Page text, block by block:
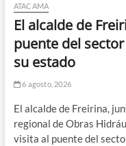
ATACAMA
El alcalde de
puente del
su estado
6 agosto, 2026
El alcalde de Freirina,
regional de Obras
visita al puente del